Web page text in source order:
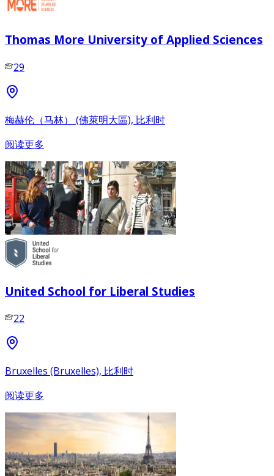
Thomas More University of Applied Sciences
29
梅赫伦（马林） (佛萊明大區), 比利时
阅读更多
United School for Liberal Studies
22
Bruxelles (Bruxelles), 比利时
阅读更多